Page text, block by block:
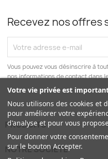
Recevez nos offres
Vous pouvez vous désinscrire à
nos informations de contact dans
PRODUITS
NOTRE SOCIÉTÉ
Votre vie privée est
Nous utilisons des cookies et
pour améliorer votre
d'analyse et pour vous
Pour donner votre
sur le bouton Accepter.